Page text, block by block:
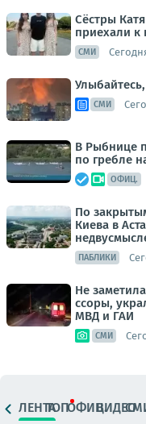
Сёстры
приехали к
СМИ
СМИ
В Рыбнице
по гребле
ОФИЦ.
По
Киева в
ПАБЛИКИ
Не
ссоры,
МВД и ГАИ
СМИ
ЛЕНТАТОПОФИЦ.ВИДЕО